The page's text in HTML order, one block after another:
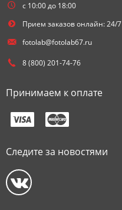
с 10:00 до 18:00
Прием заказов онлайн: 24/7
fotolab@fotolab67.ru
8 (800) 201-74-76
Принимаем к оплате
Следите за новостями